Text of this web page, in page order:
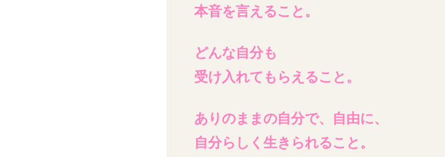
本音を言えること。
どんな自分も
受け入れてもらえること。
ありのままの自分で、自由に、
自分らしく生きられること。